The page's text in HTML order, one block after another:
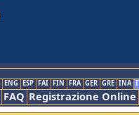
ENG ESP FAI FIN FRA GER GRE INA
FAQ Registrazione Online